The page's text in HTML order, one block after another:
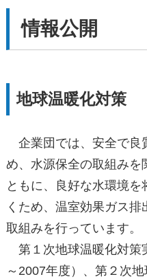
情報公開
地球温暖化対策
企業団では、安全で良
め、水源保全の取組みを
ともに、良好な水環境
くため、温室効果ガス
取組みを行っています。
第１次地球温暖化対策
～2007年度）、第２次